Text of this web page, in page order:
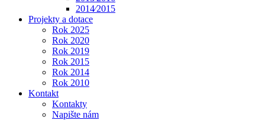
2014⁄2015
Projekty a dotace
Rok 2025
Rok 2020
Rok 2019
Rok 2015
Rok 2014
Rok 2010
Kontakt
Kontakty
Napište nám